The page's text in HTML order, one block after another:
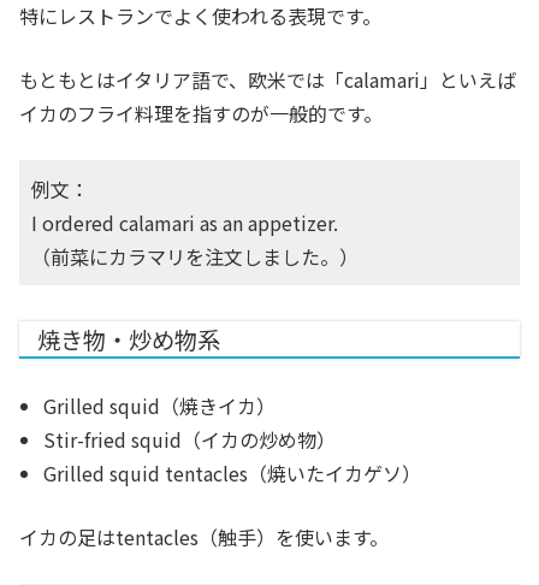
特にレストランでよく使われる表現です。
もともとはイタリア語で、欧米では「calamari」といえば
イカのフライ料理を指すのが一般的です。
例文：
I ordered calamari as an appetizer.
（前菜にカラマリを注文しました。）
焼き物・炒め物系
Grilled squid（焼きイカ）
Stir-fried squid（イカの炒め物）
Grilled squid tentacles（焼いたイカゲソ）
イカの足はtentacles（触手）を使います。